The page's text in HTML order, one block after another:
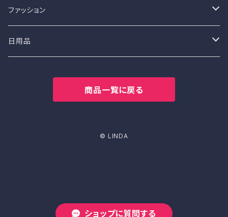
ショップに質問する
ペンダント
ペンダント
スティックタイプ
名刺香
ファッション
パンツスタイル
日用品
商品一覧に戻る
© LINDA